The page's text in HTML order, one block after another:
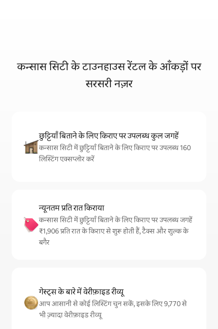
कन्सास सिटी के टाउनहाउस रेंटल के आँकड़ों पर
सरसरी नज़र
छुट्टियाँ बिताने के लिए किराए पर उपलब्ध कुल जगहें
कन्सास सिटी में छुट्टियाँ बिताने के लिए किराए पर उपलब्ध 160
लिस्टिंग एक्सप्लोर करें
न्यूनतम प्रति रात किराया
कन्सास सिटी में छुट्टियाँ बिताने के लिए किराए पर उपलब्ध जगहें
₹1,906 प्रति रात के किराए से शुरू होती हैं, टैक्स और शुल्क के
बगैर
गेस्ट्स के बारे में वेरीफ़ाइड रीव्यू
आप आसानी से कोई लिस्टिंग चुन सकें, इसके लिए 9,770 से
भी ज़्यादा वेरीफ़ाइड रीव्यू